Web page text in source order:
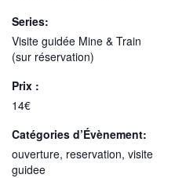
Series:
Visite guidée Mine & Train
(sur réservation)
Prix :
14€
Catégories d’Évènement:
ouverture, reservation, visite
guidee